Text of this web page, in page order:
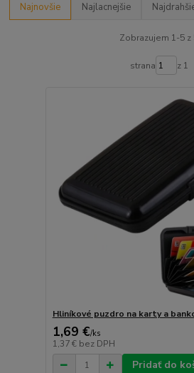
Najnovšie Najlacnejšie
Zobrazujem 1-5 z
strana z 1
Hliníkové puzdro na karty a
1,69 €/ks
1,37 € bez DPH
Pridať do